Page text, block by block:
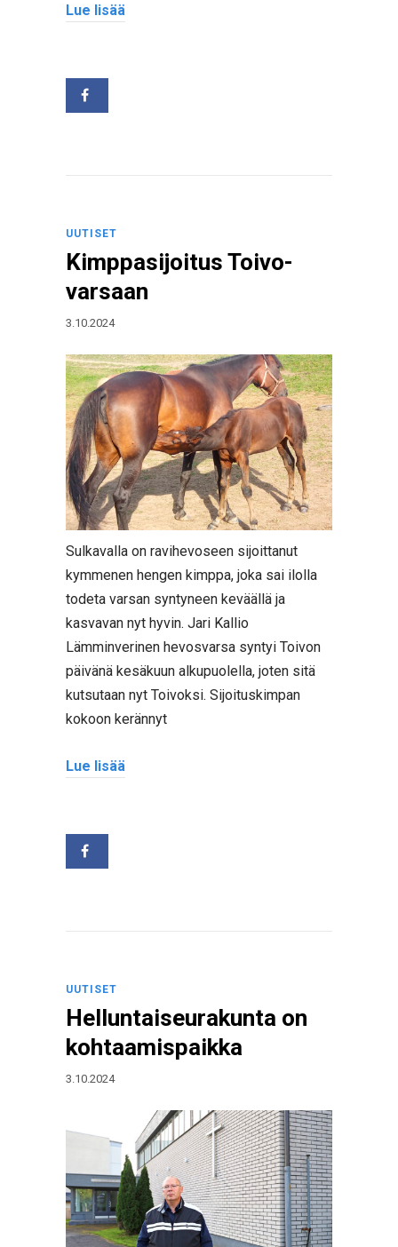
Lue lisää
UUTISET
Kimppasijoitus Toivo-
varsaan
3.10.2024
Sulkavalla on ravihevoseen sijoittanut
kymmenen hengen kimppa, joka sai ilolla
todeta varsan syntyneen keväällä ja
kasvavan nyt hyvin. Jari Kallio
Lämminverinen hevosvarsa syntyi Toivon
päivänä kesäkuun alkupuolella, joten sitä
kutsutaan nyt Toivoksi. Sijoituskimpan
kokoon kerännyt
Lue lisää
UUTISET
Helluntaiseurakunta on
kohtaamispaikka
3.10.2024